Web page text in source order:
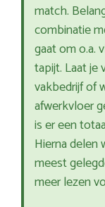
match.
combinatie
gaat om o.a.
tapijt. Laat je
vakbedrijf of
afwerkvloer
is er een
Hierna delen
meest
meer lezen